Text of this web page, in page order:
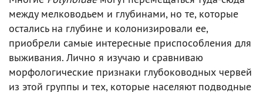
между мелководьем и глубинами, но те, которые
остались на глубине и колонизировали ее,
приобрели самые интересные приспособления для
выживания. Лично я изучаю и сравниваю
морфологические признаки глубоководных червей
из этой группы и тех, которые населяют подводные